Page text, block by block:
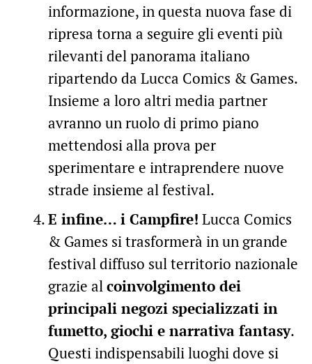
informazione, in questa nuova fase di
ripresa torna a seguire gli eventi più
rilevanti del panorama italiano
ripartendo da Lucca Comics & Games.
Insieme a loro altri media partner
avranno un ruolo di primo piano
mettendosi alla prova per
sperimentare e intraprendere nuove
strade insieme al festival.
E infine… i Campfire! Lucca Comics
& Games si trasformerà in un grande
festival diffuso sul territorio nazionale
grazie alcoinvolgimento dei
principali negozi specializzati in
fumetto, giochi e narrativa fantasy.
Questi indispensabili luoghi dove si